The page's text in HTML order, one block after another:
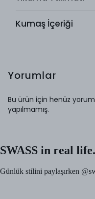
Kumaş İçeriği
Yorumlar
Bu ürün için henüz yorum
yapılmamış.